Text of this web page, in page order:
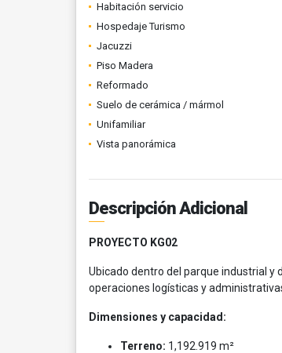
Habitación servicio
Hospedaje Turismo
Jacuzzi
Piso Madera
Reformado
Suelo de cerámica / mármol
Unifamiliar
Vista panorámica
Descripción Adicional
PROYECTO KG02
Ubicado dentro del parque industrial y
operaciones logísticas y
Dimensiones y capacidad:
Terreno: 1,192.919 m²